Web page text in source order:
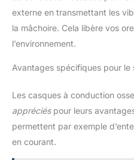
externe en transmettant les
la mâchoire. Cela libère vos
l’environnement.
Avantages spécifiques pour le
Les casques à conduction
appréciéspour leurs
permettent par exemple
en courant.